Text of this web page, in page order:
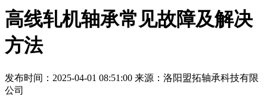
高线轧机轴承常见故障及解决
方法
发布时间：2025-04-01 08:51:00 来源：洛阳盟拓轴承科技有限
公司